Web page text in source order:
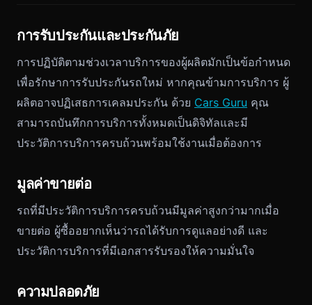
การรับประกันและประกันภัย
การปฏิบัติตามช่วงเวลาบริการของผู้ผลิตมักเป็นข้อกำหนด
เพื่อรักษาการรับประกันรถใหม่ หากคุณข้ามการบริการ ผู้
ผลิตอาจปฏิเสธการเคลมประกัน ด้วย Cars Guru คุณ
สามารถบันทึกการบริการทั้งหมดเป็นดิจิทัลและมี
ประวัติการบริการครบถ้วนพร้อมใช้งานเมื่อต้องการ
มูลค่าขายต่อ
รถที่มีประวัติการบริการครบถ้วนมีมูลค่าสูงกว่ามากเมื่อ
ขายต่อ ผู้ซื้ออยากเห็นว่ารถได้รับการดูแลอย่างดี และ
ประวัติการบริการที่มีเอกสารรับรองให้ความมั่นใจ
ความปลอดภัย